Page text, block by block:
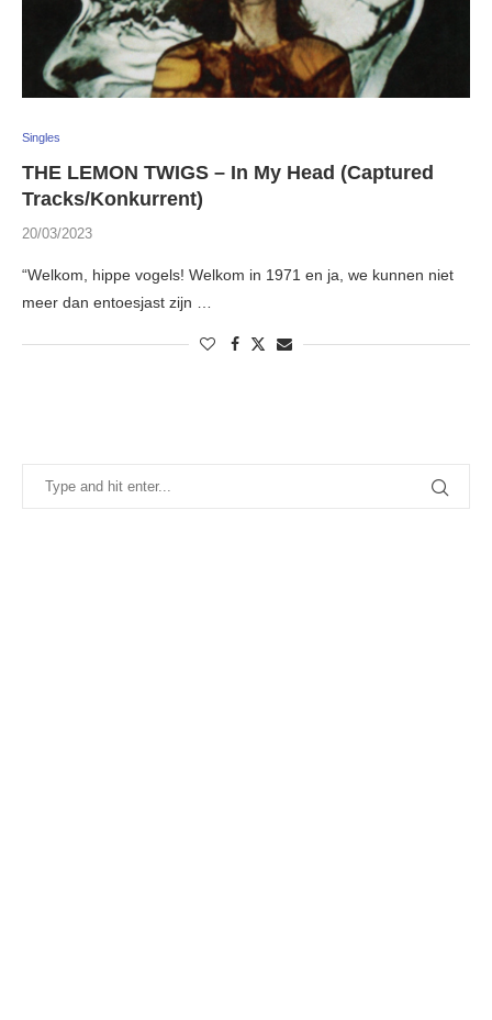
Singles
THE LEMON TWIGS – In My Head (Captured
Tracks/Konkurrent)
20/03/2023
“Welkom, hippe vogels! Welkom in 1971 en ja, we kunnen niet
meer dan entoesjast zijn …